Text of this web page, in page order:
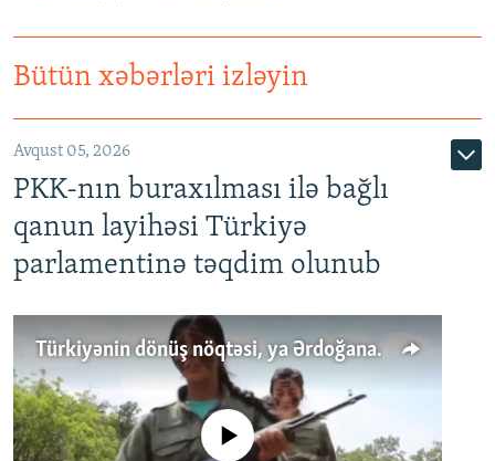
Bütün xəbərləri izləyin
Avqust 05, 2026
PKK-nın buraxılması ilə bağlı
qanun layihəsi Türkiyə
parlamentinə təqdim olunub
Türkiyənin dönüş nöqtəsi, ya Ərdoğana üçüncü şans: PKK ilə qəfil barışıq nə deməkdir?
No media source currently available